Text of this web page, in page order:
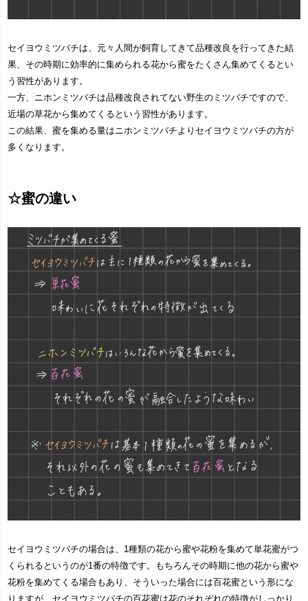
セイヨウミツバチは、元々人間が飼育してきて品種改良を行ってきた結
果、その時期に効率的に集められる花から蜜をたくさん集めてくるとい
う習性があります。
一方、ニホンミツバチは品種改良されてない野生のミツバチですので、
近場の草花から集めてくるという習性があります。
この結果、蜜を集める量はニホンミツバチよりセイヨウミツバチの方が
多くなります。
☆蜜の違い
セイヨウミツバチの場合は、1種類の花から蜜や花粉を集めて単花蜜がつ
くられるというのが1番の特徴です。もちろんその時期に他の花から蜜や
花粉を集めてくる場合もあり、そういった場合には百花蜜という形にな
りますが、セイヨウミツバチの百花蜜は花のそれぞれの特徴がしっかり